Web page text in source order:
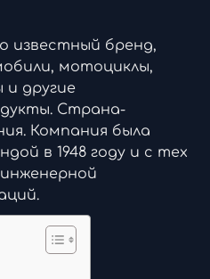
известный бренд,
мотоциклы,
и другие
Страна-
Компания была
в 1948 году и с тех